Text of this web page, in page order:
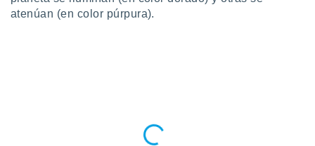
de
atenúan (en color púrpura).